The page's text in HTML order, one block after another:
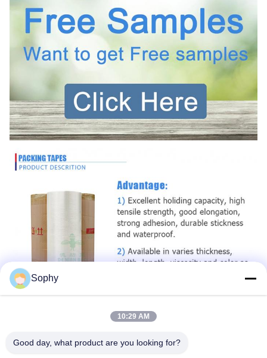
Sophy
10:29 AM
Good day, what product are you looking for?